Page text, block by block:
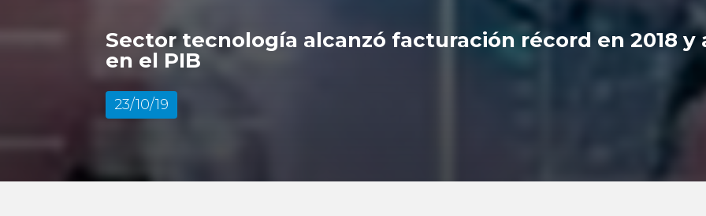
Sector tecnología alcanzó facturación récord en 2018 y
en el PIB
23/10/19